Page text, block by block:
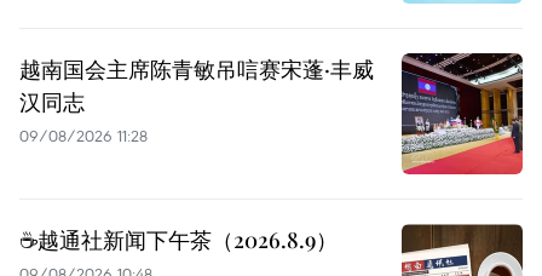
越南国会主席陈青敏吊唁赛宋蓬·丰威
汉同志
09/08/2026 11:28
☕️越通社新闻下午茶（2026.8.9）